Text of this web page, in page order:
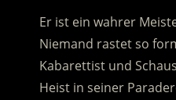
Er ist ein wahrer
Niemand rastet so
Kabarettist und
Heist in seiner